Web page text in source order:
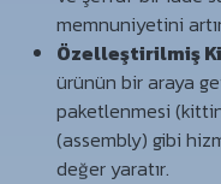
memnuniyetini
Özelleştirilmiş
ürünün bir araya
paketlenmesi
(assembly) gibi
değer yaratır.